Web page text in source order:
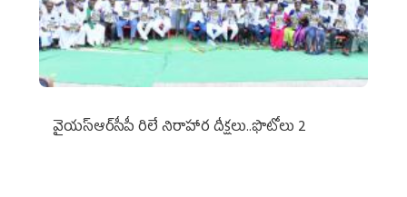
వైయ‌స్ఆర్‌సీపీ రిలే నిరాహార దీక్షలు..ఫొటోలు 2